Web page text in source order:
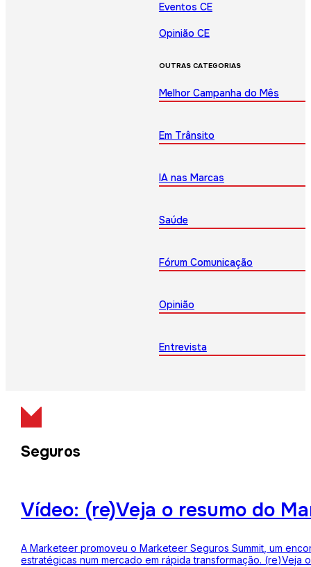
Eventos CE
Opinião CE
OUTRAS CATEGORIAS
Melhor Campanha do Mês
Em Trânsito
IA nas Marcas
Saúde
Fórum Comunicação
Opinião
Entrevista
Seguros
Vídeo: (re)Veja o resumo do
A Marketeer promoveu o Marketeer Seguros Summit, um
estratégicas num mercado em rápida transformação. (re)Veja